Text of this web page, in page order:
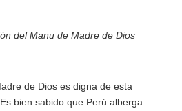
del Manu de Madre de Dios
de Dios es digna de esta
bien sabido que Perú alberga